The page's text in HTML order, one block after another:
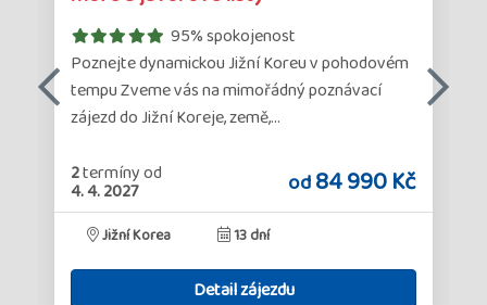
95% spokojenost
Poznejte dynamickou Jižní Koreu v pohodovém
tempu Zveme vás na mimořádný poznávací
zájezd do Jižní Koreje, země,…
2termínyod
4. 4. 2027 od84 990 Kč
Jižní Korea 13 dní
Detail zájezdu